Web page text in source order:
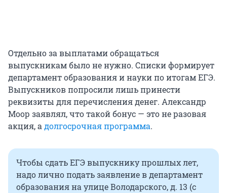
Отдельно за выплатами обращаться
выпускникам было не нужно. Списки формирует
департамент образования и науки по итогам ЕГЭ.
Выпускников попросили лишь принести
реквизиты для перечисления денег. Александр
Моор заявлял, что такой бонус — это не разовая
акция, адолгосрочная программа.
Чтобы сдать ЕГЭ выпускнику прошлых лет,
надо лично подать заявление в департамент
образования на улице Володарского, д. 13 (с